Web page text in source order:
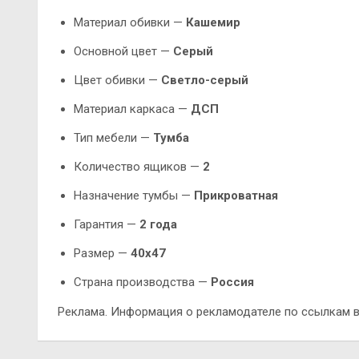
Материал обивки — Кашемир
Основной цвет — Серый
Цвет обивки — Светло-серый
Материал каркаса — ДСП
Тип мебели — Тумба
Количество ящиков — 2
Назначение тумбы — Прикроватная
Гарантия — 2 года
Размер — 40х47
Страна производства — Россия
Реклама. Информация о рекламодателе по ссылкам в